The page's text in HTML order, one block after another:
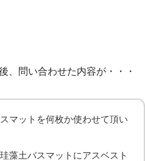
、問い合わせた内容が・・・
マットを何枚か使わせて頂い
藻土バスマットにアスベスト